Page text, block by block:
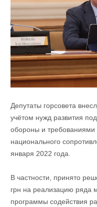
Депутаты горсовета
учётом нужд развития
обороны и
национального
января 2022 года.
В частности, принято
грн на реализацию ряда
программы содействия